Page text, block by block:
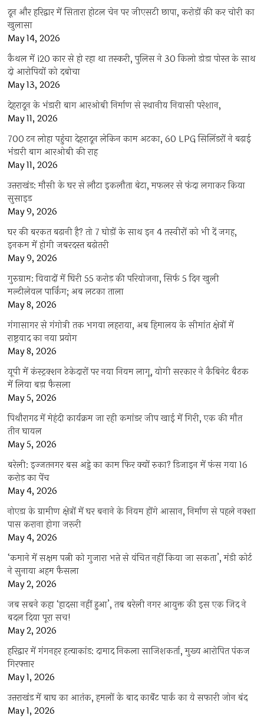
दून और हरिद्वार में सितारा होटल चेन पर जीएसटी छापा, करोड़ों की कर चोरी का
खुलासा
May 14, 2026
कैथल में i20 कार से हो रहा था तस्करी, पुलिस ने 30 किलो डोडा पोस्त के साथ
दो आरोपियों को दबोचा
May 13, 2026
देहरादून के भंडारी बाग आरओबी निर्माण से स्थानीय निवासी परेशान,
May 11, 2026
700 टन लोहा पहुंचा देहरादून लेकिन काम अटका, 60 LPG सिलिंडरों ने बढ़ाई
भंडारी बाग आरओबी की राह
May 11, 2026
उत्तराखंड: मौसी के घर से लौटा इकलौता बेटा, मफलर से फंदा लगाकर किया
सुसाइड
May 9, 2026
घर की बरकत बढ़ानी है? तो 7 घोड़ों के साथ इन 4 तस्वीरों को भी दें जगह,
इनकम में होगी जबरदस्त बढ़ोतरी
May 9, 2026
गुरुग्राम: विवादों में घिरी 55 करोड़ की परियोजना, सिर्फ 5 दिन खुली
मल्टीलेवल पार्किंग; अब लटका ताला
May 8, 2026
गंगासागर से गंगोत्री तक भगवा लहराया, अब हिमालय के सीमांत क्षेत्रों में
राष्ट्रवाद का नया प्रयोग
May 8, 2026
यूपी में कंस्ट्रक्शन ठेकेदारों पर नया नियम लागू, योगी सरकार ने कैबिनेट बैठक
में लिया बड़ा फैसला
May 5, 2026
पिथौरागढ़ में मेहंदी कार्यक्रम जा रही कमांडर जीप खाई में गिरी, एक की मौत
तीन घायल
May 5, 2026
बरेली: इज्जतनगर बस अड्डे का काम फिर क्यों रुका? डिजाइन में फंस गया 16
करोड़ का पेंच
May 4, 2026
नोएडा के ग्रामीण क्षेत्रों में घर बनाने के नियम होंगे आसान, निर्माण से पहले नक्शा
पास कराना होगा जरूरी
May 4, 2026
‘कमाने में सक्षम पत्नी को गुजारा भत्ते से वंचित नहीं किया जा सकता’, मंडी कोर्ट
ने सुनाया अहम फैसला
May 2, 2026
जब सबने कहा ‘हादसा नहीं हुआ’, तब बरेली नगर आयुक्त की इस एक जिद ने
बदल दिया पूरा सच!
May 2, 2026
हरिद्वार में गंगनहर हत्याकांड: दामाद निकला साजिशकर्ता, मुख्य आरोपित पंकज
गिरफ्तार
May 1, 2026
उत्तराखंड में बाघ का आतंक, हमलों के बाद कार्बेट पार्क का ये सफारी जोन बंद
May 1, 2026